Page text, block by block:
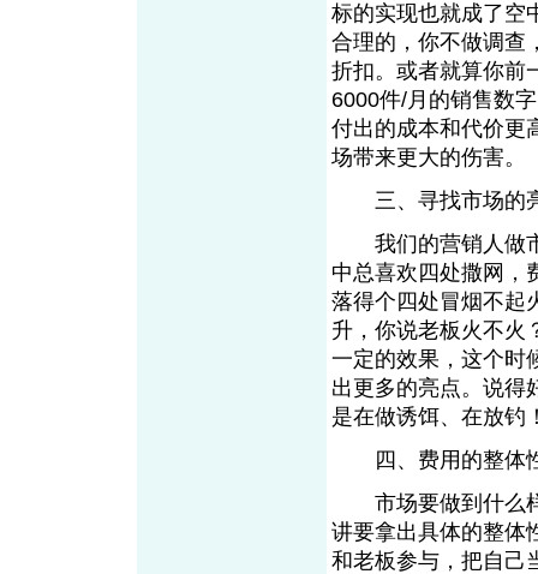
标的实现也就成了空
合理的，你不做调查
折扣。或者就算你前
6000件/月的销售数
付出的成本和代价更
场带来更大的伤害。
三、寻找市场的
我们的营销人做市
中总喜欢四处撒网，
落得个四处冒烟不起
升，你说老板火不火
一定的效果，这个时
出更多的亮点。说得
是在做诱饵、在放钓
四、费用的整体
市场要做到什么样
讲要拿出具体的整体
和老板参与，把自己